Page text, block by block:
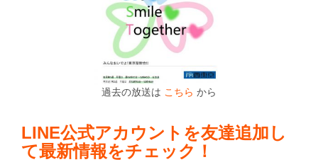
過去の放送は こちら から
LINE公式アカウントを友達追加し
て最新情報をチェック！